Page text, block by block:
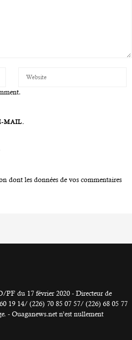
MAIL.
dont les données de vos commentaires
PF du 17 février 2020 - Directeur de
19 14/ (226) 70 85 07 57/ (226) 68 05 77
- Ouaganews.net n’est nullement